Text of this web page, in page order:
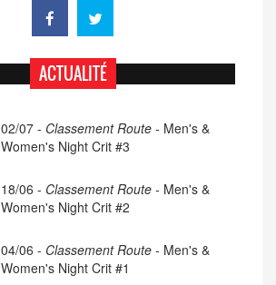
ACTUALITÉ
02/07 - Classement Route - Men's &
Women's Night Crit #3
18/06 - Classement Route - Men's &
Women's Night Crit #2
04/06 - Classement Route - Men's &
Women's Night Crit #1